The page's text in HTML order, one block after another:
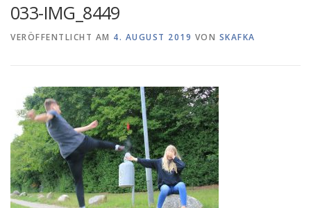
HISTORIE & FOTOARCHIV
IMPRESSUM
033-IMG_8449
VERÖFFENTLICHT AM 4. AUGUST 2019 VON SKAFKA